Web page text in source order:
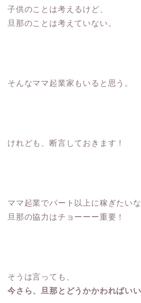
子供のことは考えるけど、
旦那のことは考えていない。
そんなママ起業家もいると思う。
けれども、断言しておきます！
ママ起業でパート以上に稼ぎたいな
旦那の協力はチョーーー重要！
そうは言っても、
今さら、旦那とどうかかわればい